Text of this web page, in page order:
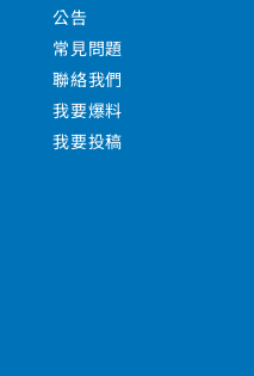
公告
常見問題
聯絡我們
我要爆料
我要投稿